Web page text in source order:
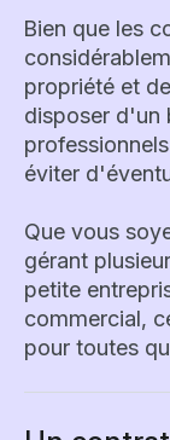
Bien que les
propriété et
disposer d'un
éviter
Que vous
gérant
petite
commercial,
pour toutes